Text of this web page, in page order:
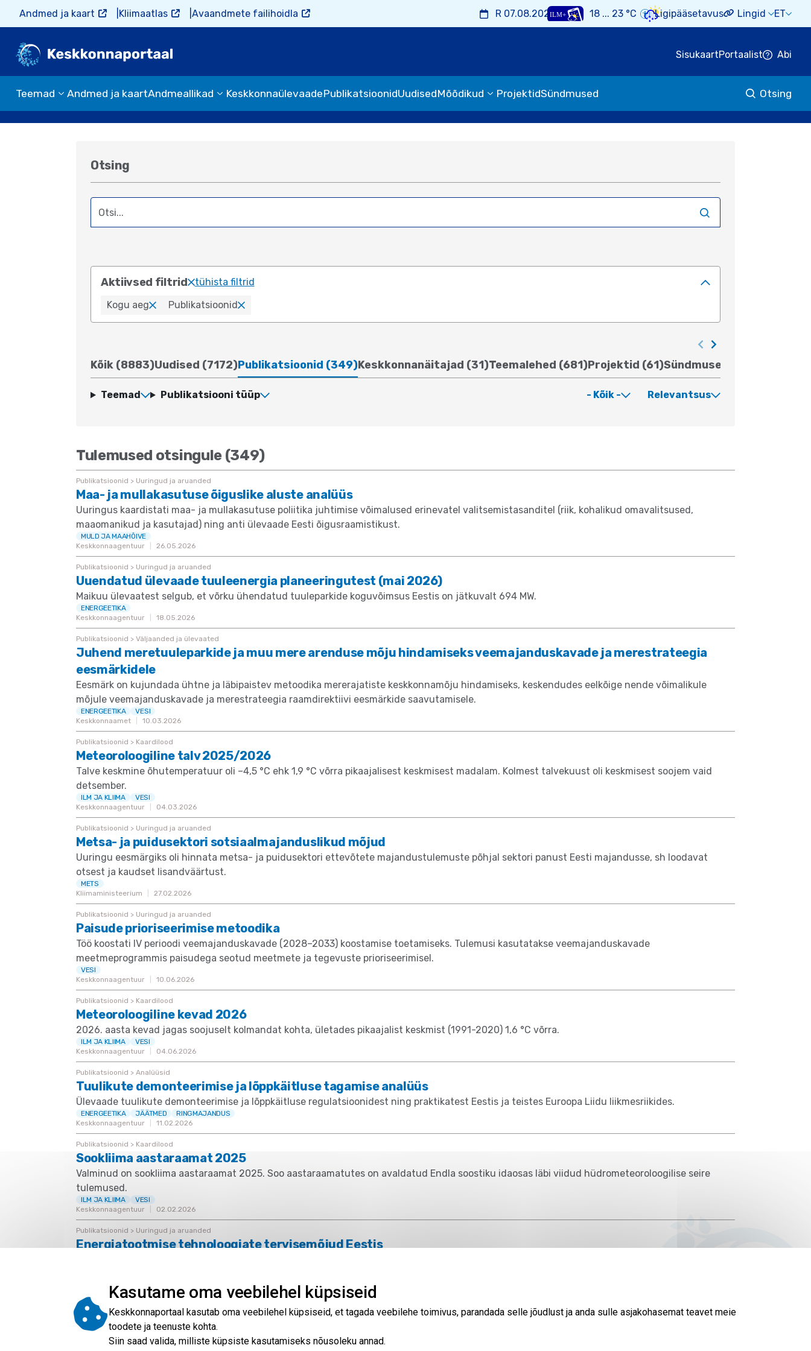
Liigu edasi põhisisu juurde
Andmed ja kaart Kliimaatlas Avaandmete failihoidla R 07.08.2026 18 ... 23 °C Ligipääsetavus Lingid Select
ET
Empty
Empty
Empty
Empty
SisukaartPortaalist Abi
Teemad Andmed ja kaartAndmeallikad KeskkonnaülevaadePublikatsioonidUudisedMõõdikud ProjektidSündmused Otsing
Otsing
Aktiivsed filtrid
tühista filtrid
Kogu aegx Publikatsioonidx
Kõik (8883)Uudised (7172)Publikatsioonid (349)Keskkonnanäitajad (31)Teemalehed (681)Projektid (61)Sündmused (523)
Teemad Publikatsiooni tüüp - Kõik - Relevantsus
Tulemused otsingule (349)
Publikatsioonid > Uuringud ja aruanded
Maa- ja mullakasutuse õiguslike aluste analüüs
Uuringus kaardistati maa- ja mullakasutuse poliitika juhtimise võimalused erinevatel valitsemistasanditel (riik, kohalikud omavalitsused,
maaomanikud ja kasutajad) ning anti ülevaade Eesti õigusraamistikust.
MULD JA MAAHÕIVE
Keskkonnaagentuur
26.05.2026
Publikatsioonid > Uuringud ja aruanded
Uuendatud ülevaade tuuleenergia planeeringutest (mai 2026)
Maikuu ülevaatest selgub, et võrku ühendatud tuuleparkide koguvõimsus Eestis on jätkuvalt 694 MW.
ENERGEETIKA
Keskkonnaagentuur
18.05.2026
Publikatsioonid > Väljaanded ja ülevaated
Juhend meretuuleparkide ja muu mere arenduse mõju hindamiseks veemajanduskavade ja merestrateegia
eesmärkidele
Eesmärk on kujundada ühtne ja läbipaistev metoodika mererajatiste keskkonnamõju hindamiseks, keskendudes eelkõige nende võimalikule
mõjule veemajanduskavade ja merestrateegia raamdirektiivi eesmärkide saavutamisele.
ENERGEETIKA
VESI
Keskkonnaamet
10.03.2026
Publikatsioonid > Kaardilood
Meteoroloogiline talv 2025/2026
Talve keskmine õhutemperatuur oli –4,5 °C ehk 1,9 °C võrra pikaajalisest keskmisest madalam. Kolmest talvekuust oli keskmisest soojem vaid
detsember.
ILM JA KLIIMA
VESI
Keskkonnaagentuur
04.03.2026
Publikatsioonid > Uuringud ja aruanded
Metsa- ja puidusektori sotsiaalmajanduslikud mõjud
Uuringu eesmärgiks oli hinnata metsa- ja puidusektori ettevõtete majandustulemuste põhjal sektori panust Eesti majandusse, sh loodavat
otsest ja kaudset lisandväärtust.
METS
Kliimaministeerium
27.02.2026
Publikatsioonid > Uuringud ja aruanded
Paisude prioriseerimise metoodika
Töö koostati IV perioodi veemajanduskavade (2028–2033) koostamise toetamiseks. Tulemusi kasutatakse veemajanduskavade
meetmeprogrammis paisudega seotud meetmete ja tegevuste prioriseerimisel.
VESI
Keskkonnaagentuur
10.06.2026
Publikatsioonid > Kaardilood
Meteoroloogiline kevad 2026
2026. aasta kevad jagas soojuselt kolmandat kohta, ületades pikaajalist keskmist (1991-2020) 1,6 °C võrra.
ILM JA KLIIMA
VESI
Keskkonnaagentuur
04.06.2026
Publikatsioonid > Analüüsid
Tuulikute demonteerimise ja lõppkäitluse tagamise analüüs
Ülevaade tuulikute demonteerimise ja lõppkäitluse regulatsioonidest ning praktikatest Eestis ja teistes Euroopa Liidu liikmesriikides.
ENERGEETIKA JÄÄTMED
RINGMAJANDUS
Keskkonnaagentuur
11.02.2026
Publikatsioonid > Kaardilood
Sookliima aastaraamat 2025
Valminud on sookliima aastaraamat 2025. Soo aastaraamatutes on avaldatud Endla soostiku idaosas läbi viidud hüdrometeoroloogilise seire
tulemused.
ILM JA KLIIMA
VESI
Keskkonnaagentuur
02.02.2026
Publikatsioonid > Uuringud ja aruanded
Energiatootmise tehnoloogiate tervisemõjud Eestis
ENERGEETIKA
Kliimaministeerium
17.04.2026
Pagination
Kasutame oma veebilehel küpsiseid
Keskkonnaportaal kasutab oma veebilehel küpsiseid, et tagada veebilehe toimivus, parandada selle jõudlust ja anda sulle asjakohasemat teavet meie
toodete ja teenuste kohta.
Siin saad valida, milliste küpsiste kasutamiseks nõusoleku annad.